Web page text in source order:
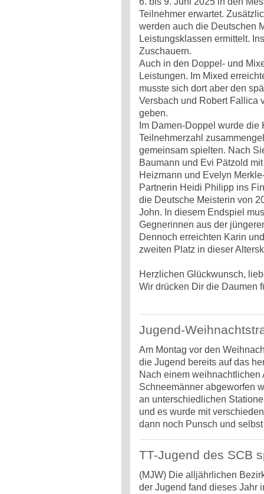
Teilnehmer erwartet.
werden auch die Deutschen
Leistungsklassen ermittelt.
Zuschauern.
Auch in den Doppel- und
Leistungen. Im Mixed
musste sich dort aber den
Versbach und Robert Fallica
geben.
Im Damen-Doppel wurde
Teilnehmerzahl
gemeinsam spielten. Nach
Baumann und Evi Pätzold
Heizmann und Evelyn
Partnerin Heidi Philipp ins
die Deutsche Meisterin von
John. In diesem Endspiel
Gegnerinnen aus der
Dennoch erreichten Karin
zweiten Platz in dieser
Herzlichen Glückwunsch,
Wir drücken Dir die Daumen
Jugend-
Am Montag vor den
die Jugend bereits auf das
Nach einem weihnachtlichen
Schneemänner abgeworfen
an unterschiedlichen
und es wurde mit
dann noch Punsch und
TT-Jugend des SCB
(MJW) Die alljährlichen
der Jugend fand dieses Jahr